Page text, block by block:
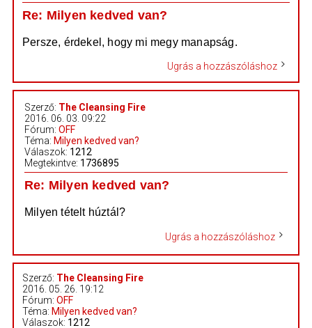
Re: Milyen kedved van?
Persze, érdekel, hogy mi megy manapság.
Ugrás a hozzászóláshoz
Szerző: The Cleansing Fire
2016. 06. 03. 09:22
Fórum: OFF
Téma: Milyen kedved van?
Válaszok: 1212
Megtekintve: 1736895
Re: Milyen kedved van?
Milyen tételt húztál?
Ugrás a hozzászóláshoz
Szerző: The Cleansing Fire
2016. 05. 26. 19:12
Fórum: OFF
Téma: Milyen kedved van?
Válaszok: 1212